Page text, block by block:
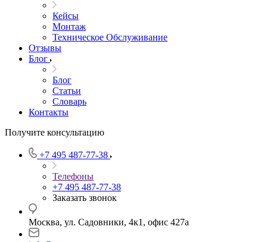
Кейсы
Монтаж
Техническое Обслуживание
Отзывы
Блог
Блог
Статьи
Словарь
Контакты
Получите консультацию
+7 495 487-77-38
Телефоны
+7 495 487-77-38
Заказать звонок
Москва, ул. Садовники, 4к1, офис 427а